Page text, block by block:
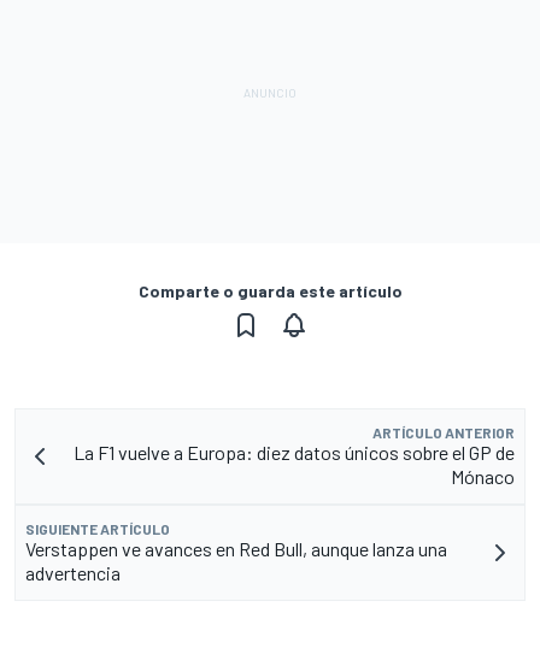
Comparte o guarda este artículo
ARTÍCULO ANTERIOR
La F1 vuelve a Europa: diez datos únicos sobre el GP de
Mónaco
SIGUIENTE ARTÍCULO
Verstappen ve avances en Red Bull, aunque lanza una
advertencia